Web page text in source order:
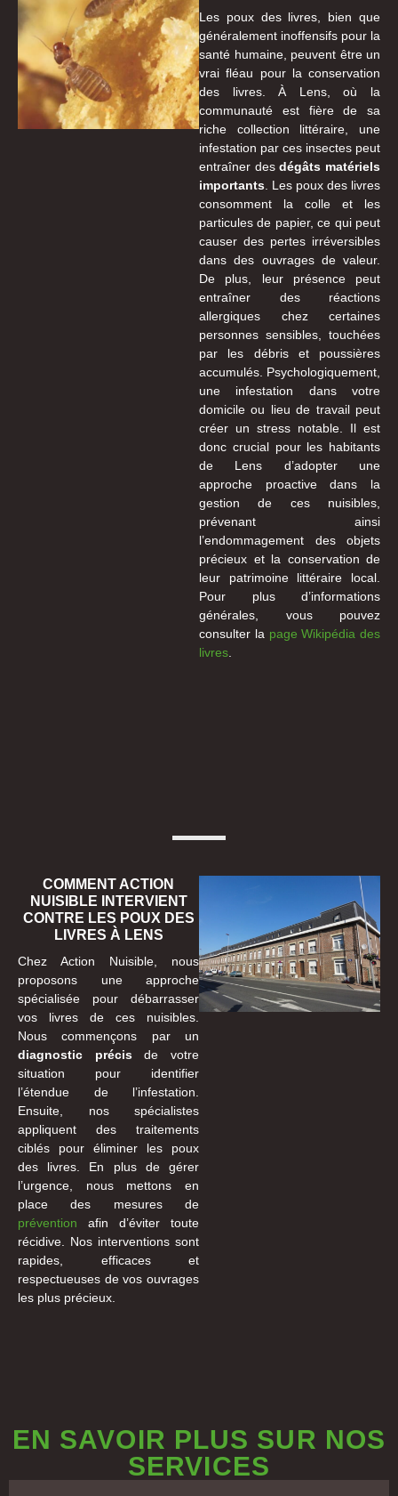
Les poux des livres, bien que
généralement inoffensifs pour la
santé humaine, peuvent être un
vrai fléau pour la conservation
des livres. À Lens, où la
communauté est fière de sa
riche collection littéraire, une
infestation par ces insectes peut
entraîner desdégâts matériels
importants. Les poux des livres
consomment la colle et les
particules de papier, ce qui peut
causer des pertes irréversibles
dans des ouvrages de valeur.
De plus, leur présence peut
entraîner des réactions
allergiques chez certaines
personnes sensibles, touchées
par les débris et poussières
accumulés. Psychologiquement,
une infestation dans votre
domicile ou lieu de travail peut
créer un stress notable. Il est
donc crucial pour les habitants
de Lens d’adopter une
approche proactive dans la
gestion de ces nuisibles,
prévenant ainsi
l’endommagement des objets
précieux et la conservation de
leur patrimoine littéraire local.
Pour plus d’informations
générales, vous pouvez
consulter la page Wikipédia des
livres.
COMMENT ACTION
NUISIBLE INTERVIENT
CONTRE LES POUX DES
LIVRES À LENS
Chez Action Nuisible, nous
proposons une approche
spécialisée pour débarrasser
vos livres de ces nuisibles.
Nous commençons par un
diagnostic précisde votre
situation pour identifier
l’étendue de l’infestation.
Ensuite, nos spécialistes
appliquent des traitements
ciblés pour éliminer les poux
des livres. En plus de gérer
l’urgence, nous mettons en
place des mesures de
prévention afin d’éviter toute
récidive. Nos interventions sont
rapides, efficaces et
respectueuses de vos ouvrages
les plus précieux.
EN SAVOIR PLUS SUR NOS
SERVICES